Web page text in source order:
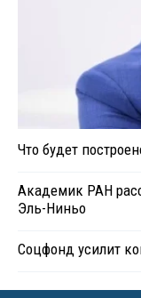
Что будет
Академик РАН
Эль-Ниньо
Соцфонд усилит